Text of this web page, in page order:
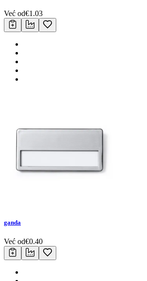
Već od€1.03
ganda
Već od€0.40